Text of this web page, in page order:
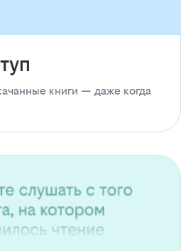
книги — даже когда